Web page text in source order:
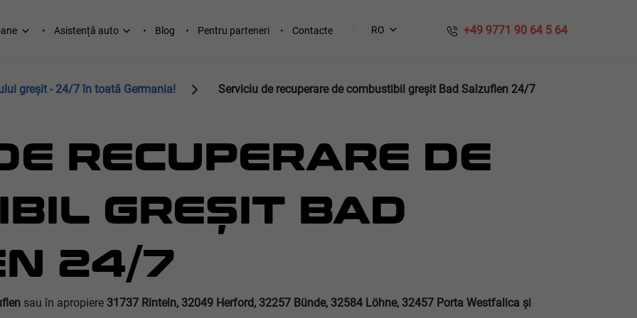
Asistență auto Blog Pentru parteneri Contacte RO ​​ +49 9771 90 64 5 64
greșit - 24/7 în toată Germania! Serviciu de recuperare de combustibil greșit Bad Salzuflen 24/7
RECUPERARE DE
GREȘIT BAD
24/7
sau în apropiere 31737 Rinteln, 32049 Herford, 32257 Bünde, 32584 Löhne, 32457 Porta Westfalica şi